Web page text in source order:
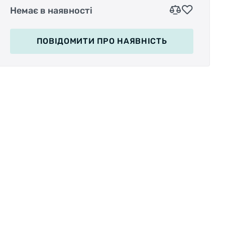
Розміри (ETRTO): 52-622
Робочий тиск: 40-60 PSI
Немає в наявності
ПОВІДОМИТИ ПРО НАЯВНІСТЬ